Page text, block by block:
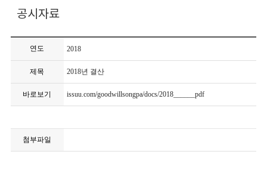
공시자료
연도 2018
제목 2018년 결산
바로보기 issuu.com/goodwillsongpa/docs/2018______pdf
첨부파일